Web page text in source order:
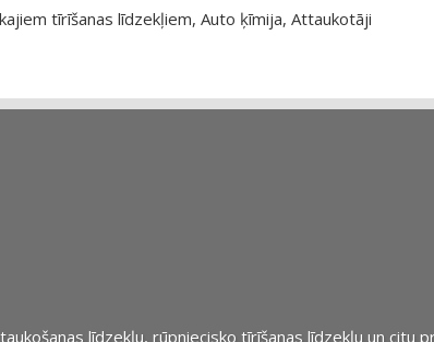
tīrīšanas līdzekļiem, Auto ķīmija, Attaukotāji
līdzekļu, rūpniecisko tīrīšanas līdzekļu un citu